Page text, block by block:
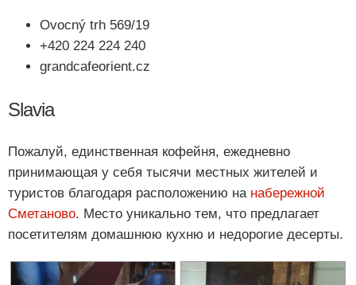
Ovocný trh 569/19
+420 224 224 240
grandcafeorient.cz
Slavia
Пожалуй, единственная кофейня, ежедневно
принимающая у себя тысячи местных жителей и
туристов благодаря расположению на набережной
Сметаново. Место уникально тем, что предлагает
посетителям домашнюю кухню и недорогие десерты.